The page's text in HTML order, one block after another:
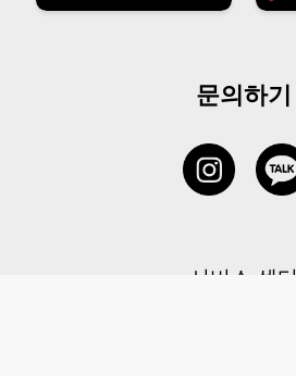
문의하기
서비스 센터